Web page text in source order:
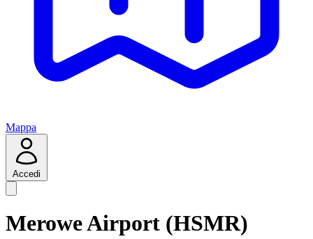
Mappa
Accedi
Merowe Airport (HSMR)